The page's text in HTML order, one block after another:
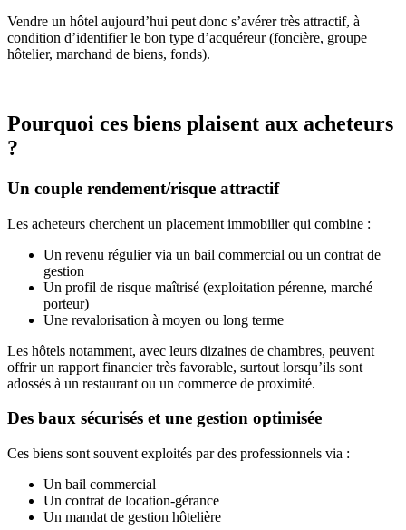
Vendre un hôtel aujourd’hui peut donc s’avérer très attractif, à
condition d’identifier le bon type d’acquéreur (foncière, groupe
hôtelier, marchand de biens, fonds).
Pourquoi ces biens plaisent aux acheteurs
?
Un couple rendement/risque attractif
Les acheteurs cherchent un placement immobilier qui combine :
Un revenu régulier via un bail commercial ou un contrat de
gestion
Un profil de risque maîtrisé (exploitation pérenne, marché
porteur)
Une revalorisation à moyen ou long terme
Les hôtels notamment, avec leurs dizaines de chambres, peuvent
offrir un rapport financier très favorable, surtout lorsqu’ils sont
adossés à un restaurant ou un commerce de proximité.
Des baux sécurisés et une gestion optimisée
Ces biens sont souvent exploités par des professionnels via :
Un bail commercial
Un contrat de location-gérance
Un mandat de gestion hôtelière